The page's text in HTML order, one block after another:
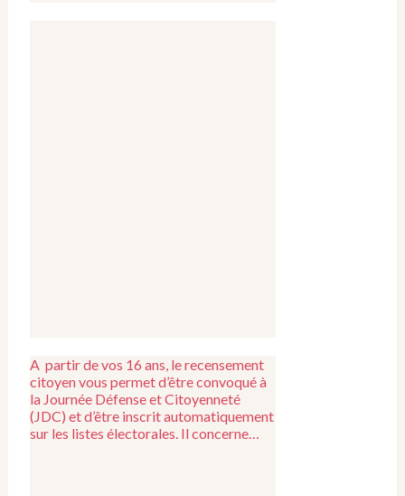
A partir de vos 16 ans, le recensement
citoyen vous permet d’être convoqué à
la Journée Défense et Citoyenneté
(JDC) et d’être inscrit automatiquement
sur les listes électorales. Il concerne…